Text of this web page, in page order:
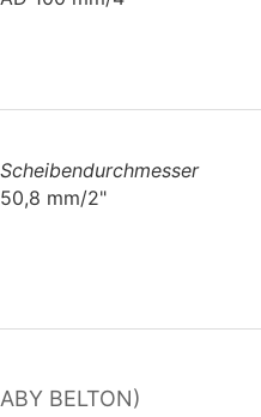
Scheibendurchmesser
50,8 mm/2"
BELTON)